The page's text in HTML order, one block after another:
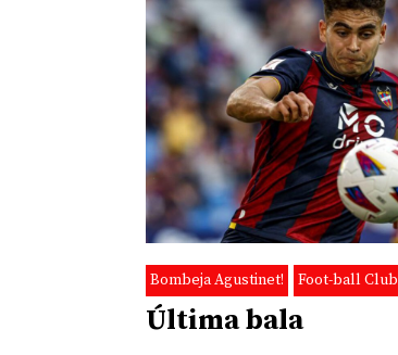
Bombeja Agustinet! Foot-ball Club
Última bala